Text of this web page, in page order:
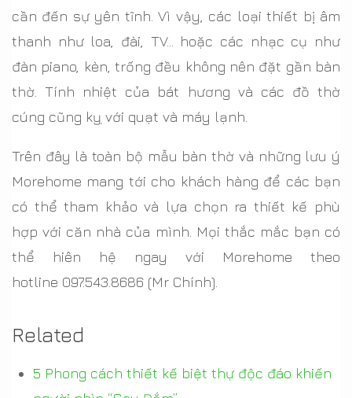
cần đến sự yên tĩnh. Vì vậy, các loại thiết bị âm
thanh như loa, đài, TV… hoặc các nhạc cụ như
đàn piano, kèn, trống đều không nên đặt gần bàn
thờ. Tính nhiệt của bát hương và các đồ thờ
cúng cũng kỵ với quạt và máy lạnh.
Trên đây là toàn bộ mẫu bàn thờ và những lưu ý
Morehome mang tới cho khách hàng để các bạn
có thể tham khảo và lựa chọn ra thiết kế phù
hợp với căn nhà của mình. Mọi thắc mắc bạn có
thể hiên hệ ngay với Morehome theo
hotline 097.543.8686 (Mr Chính).
Related
5 Phong cách thiết kế biệt thự độc đáo khiến